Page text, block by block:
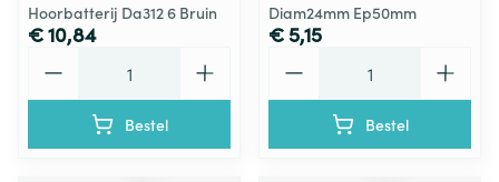
Hoorbatterij Da312 6 Bruin
€ 10,84
Bestel
Diam24mm Ep50mm
€ 5,15
Bestel